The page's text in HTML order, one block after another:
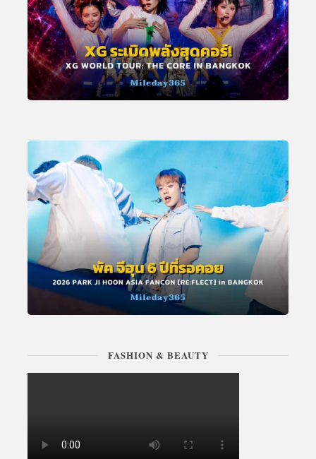
FASHION & BEAUTY